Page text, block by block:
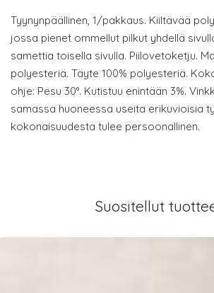
Tyynynpäällinen, 1/pakkaus. Kiiltävää
jossa pienet ommellut pilkut yhdellä
samettia toisella sivulla. Piilovetoketju.
polyesteriä. Täyte 100% polyesteriä.
ohje: Pesu 30°. Kutistuu enintään 3%.
samassa huoneessa useita erikuvioisia
kokonaisuudesta tulee persoonallinen.
Suositellut